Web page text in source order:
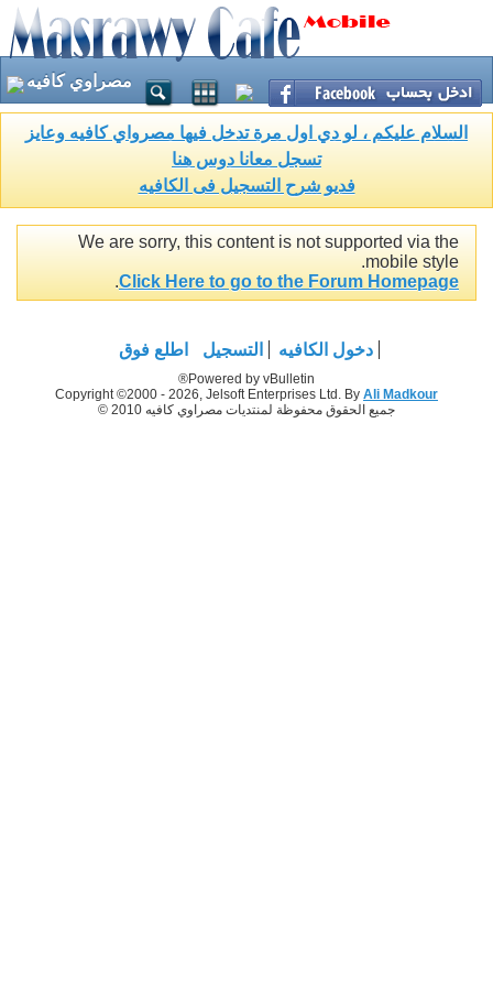
مصراوي كافيه
السلام عليكم ، لو دي اول مرة تدخل فيها مصرواي كافيه وعايز
تسجل معانا دوس هنا
فديو شرح التسجيل فى الكافيه
We are sorry, this content is not supported via the
mobile style.
Click Here to go to the Forum Homepage
.
دخول الكافيه التسجيل اطلع فوق
Powered by vBulletin®
Copyright ©2000 - 2026, Jelsoft Enterprises Ltd. By Ali Madkour
جميع الحقوق محفوظة لمنتديات مصراوي كافيه 2010 ©